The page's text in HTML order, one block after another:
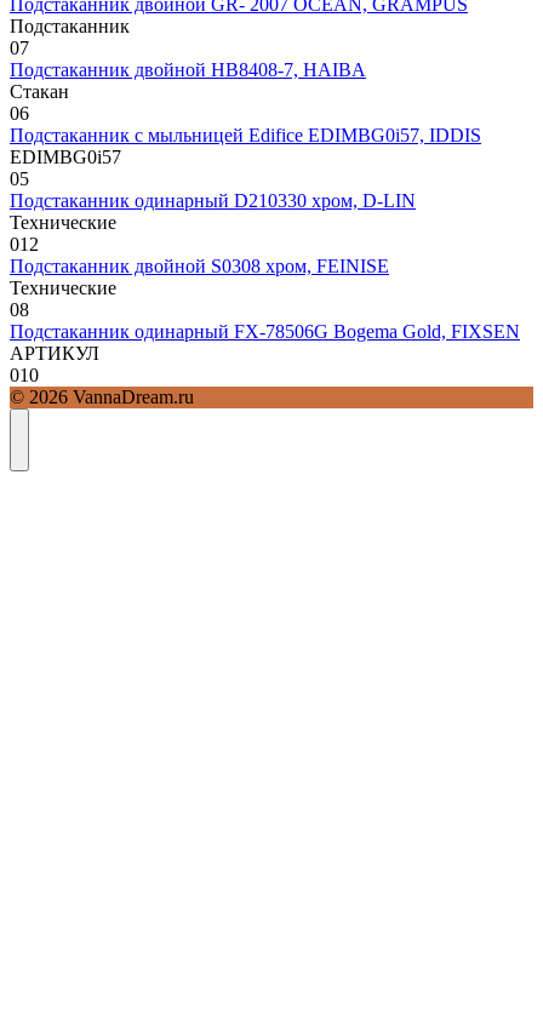
Подстаканник
07
Подстаканник двойной HB8408-7, HAIBA
Стакан
06
Подстаканник с мыльницей Edifice EDIMBG0i57, IDDIS
EDIМBG0i57
05
Подстаканник одинарный D210330 хром, D-LIN
Технические
012
Подстаканник двойной S0308 хром, FEINISE
Технические
08
Подстаканник одинарный FX-78506G Bogema Gold, FIXSEN
АРТИКУЛ
010
© 2026 VannaDream.ru